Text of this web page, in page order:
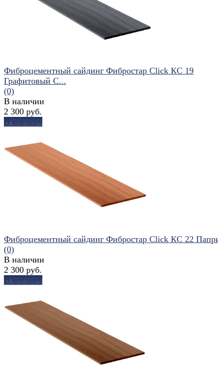
избранное сравнить
Фиброцементный сайдинг Фибростар Click КС 19
Графитовый С...
(0)
В наличии
2 300 руб.
В корзину
избранное сравнить
Фиброцементный сайдинг Фибростар Click КС 22
(0)
В наличии
2 300 руб.
В корзину